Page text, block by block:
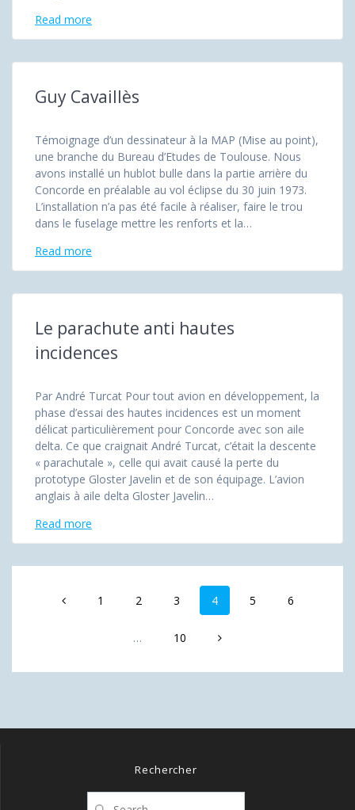
Read more
Guy Cavaillès
Témoignage d’un dessinateur à la MAP (Mise au point),
une branche du Bureau d’Etudes de Toulouse. Nous
avons installé un hublot bulle dans la partie arrière du
Concorde en préalable au vol éclipse du 30 juin 1973.
L’installation n’a pas été facile à réaliser, faire le trou
dans le fuselage mettre les renforts et la…
Read more
Le parachute anti hautes
incidences
Par André Turcat Pour tout avion en développement, la
phase d’essai des hautes incidences est un moment
délicat particulièrement pour Concorde avec son aile
delta. Ce que craignait André Turcat, c’était la descente
« parachutale », celle qui avait causé la perte du
prototype Gloster Javelin et de son équipage. L’avion
anglais à aile delta Gloster Javelin…
Read more
navigation
Page
1 Page
2 Page
3 Page
4 Page
5 Page
6
… Page
10
Rechercher